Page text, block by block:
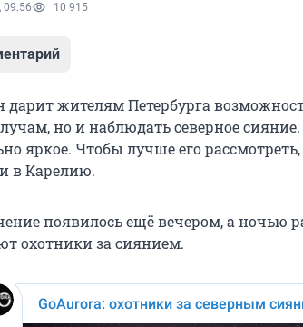
09:56 10 915
жителям Петербурга
но и наблюдать северное
яркое. Чтобы лучше его
в Карелию.
появилось ещё вечером, а ночью
охотники за сиянием.